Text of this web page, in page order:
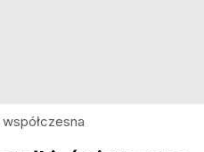
współczesna